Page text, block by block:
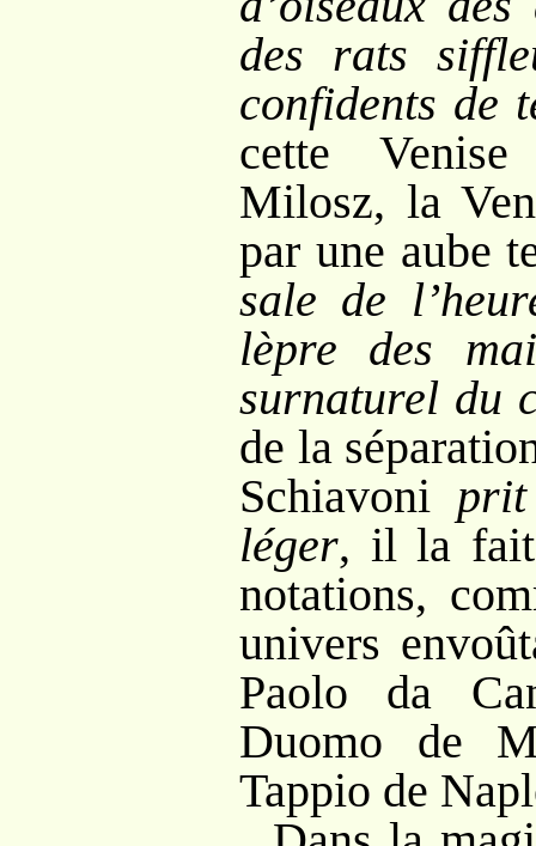
des rats
confidents de
cette
Milosz, la
par une aube
sale de
lèpre des
surnaturel du
de la
Schiavoni
léger, il la fait
notations,
univers
Paolo da
Duomo de
Tappio de